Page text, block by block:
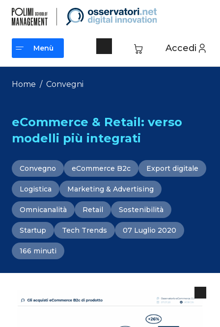
contenuto
Accedi
Menù
Menù
Home / Convegni
eCommerce & Retail: verso
modelli più integrati
Convegno eCommerce B2c Export digitale
Logistica Marketing & Advertising
Omnicanalità Retail Sostenibilità
Startup Tech Trends 07 Luglio 2020
166 minuti